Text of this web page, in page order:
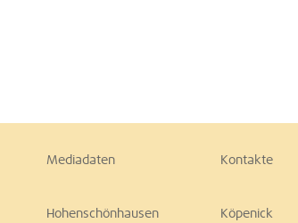
Mediadaten
Kontakte
Hohenschönhausen Köpenick